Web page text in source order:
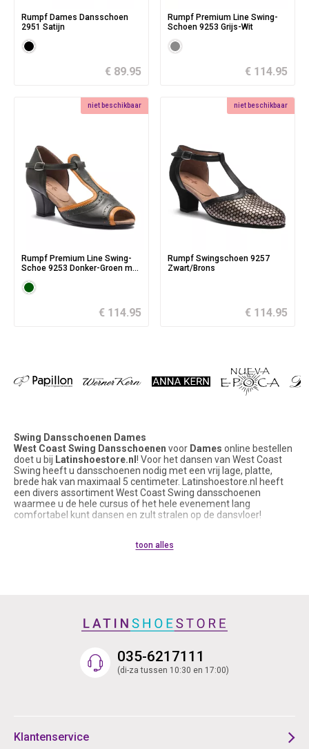
Rumpf Dames Dansschoen
2951 Satijn
€ 89.95
Rumpf Premium Line Swing-
Schoen 9253 Grijs-Wit
€ 114.95
niet beschikbaar
Rumpf Premium Line Swing-
Schoe 9253 Donker-Groen met
€ 114.95
niet beschikbaar
Rumpf Swingschoen 9257
Zwart/Brons
€ 114.95
Swing Dansschoenen Dames
West Coast Swing Dansschoenen voor Dames online bestellen
doet u bij Latinshoestore.nl ! Voor het dansen van West Coast
Swing heeft u dansschoenen nodig met een vrij lage, platte,
brede hak van maximaal 5 centimeter. Latinshoestore.nl heeft
een divers assortiment West Coast Swing dansschoenen
waarmee u de hele cursus of het hele evenement lang
comfortabel kunt dansen en zult stralen op de dansvloer!
sprongen en hopjes verwerkt zijn. Dansers buigen hun knieën
Wanneer u op zoek bent naar dansschoenen met de klassieke
danscursus. Wij verkopen een collectie dansschoenen speciaal
ontworpen voor West Coast Swing. Deze hebben een prachtige
Coast Swing dansschoenen. Vaak hebben de dansschoenen
toon alles
035-6217111
(di-za tussen 10:30 en 17:00)
Klantenservice